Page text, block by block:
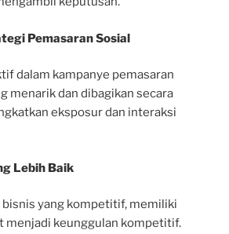
Pemasaran Sosial
dalam kampanye pemasaran
menarik dan dibagikan secara
eksposur dan interaksi
Lebih Baik
bisnis yang kompetitif, memiliki
menjadi keunggulan kompetitif.